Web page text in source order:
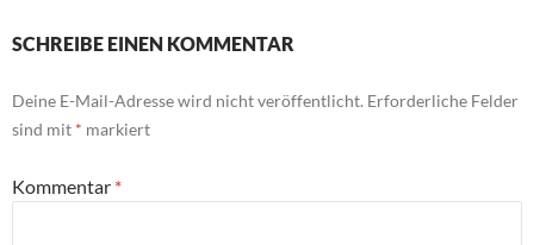
SCHREIBE EINEN KOMMENTAR
Deine E-Mail-Adresse wird nicht veröffentlicht. Erforderliche Felder
sind mit * markiert
Kommentar *